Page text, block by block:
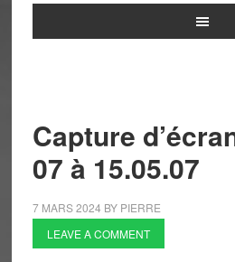
Capture
07 à 15.05.07
7 MARS 2024 BY PIERRE
LEAVE A COMMENT